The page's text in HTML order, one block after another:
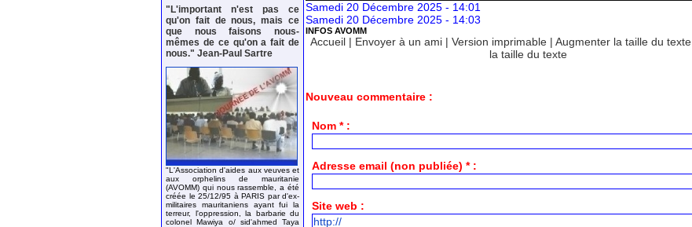
"L'important n'est pas ce
qu'on fait de nous, mais ce
que nous faisons nous-
mêmes de ce qu'on a fait de
nous." Jean-Paul Sartre
"L'Association d'aides aux veuves et
aux orphelins de mauritanie
(AVOMM) qui nous rassemble, a été
créée le 25/12/95 à PARIS par d'ex-
militaires mauritaniens ayant fui la
terreur, l'oppression, la barbarie du
colonel Mawiya o/ sid'ahmed Taya
Samedi 20 Décembre 2025 - 14:01
Samedi 20 Décembre 2025 - 14:03
INFOS AVOMM
Accueil | Envoyer à un ami | Version imprimable | Augmenter la taille du texte
la taille du texte
Nouveau commentaire :
Nom * :
Adresse email (non publiée) * :
Site web :